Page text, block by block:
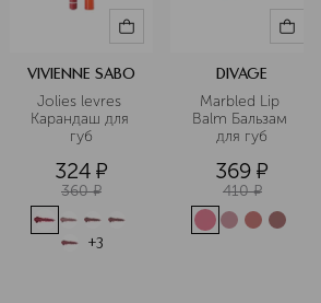
VIVIENNE SABO
Jolies levres
Карандаш для
губ
324 ¤
360 ¤
+3
DIVAGE
Marbled Lip
Balm Бальзам
для губ
369 ¤
410 ¤